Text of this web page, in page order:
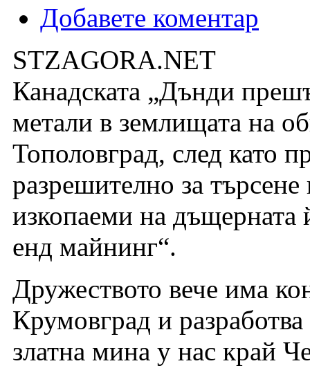
Добавете коментар
STZAGORA.NET
Канадската „Дънди
метали в землищата на
Тополовград, след като
разрешително за
изкопаеми на
енд майнинг“.
Дружеството вече има
Крумовград и разработва
златна мина у нас край